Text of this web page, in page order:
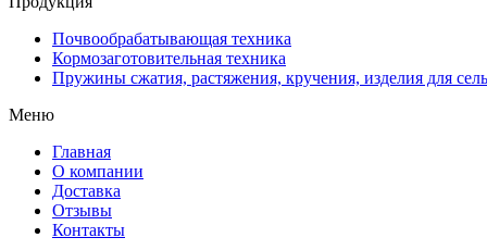
Почвообрабатывающая техника
Кормозаготовительная техника
Пружины сжатия, растяжения, кручения, изделия для
Меню
Главная
О компании
Доставка
Отзывы
Контакты